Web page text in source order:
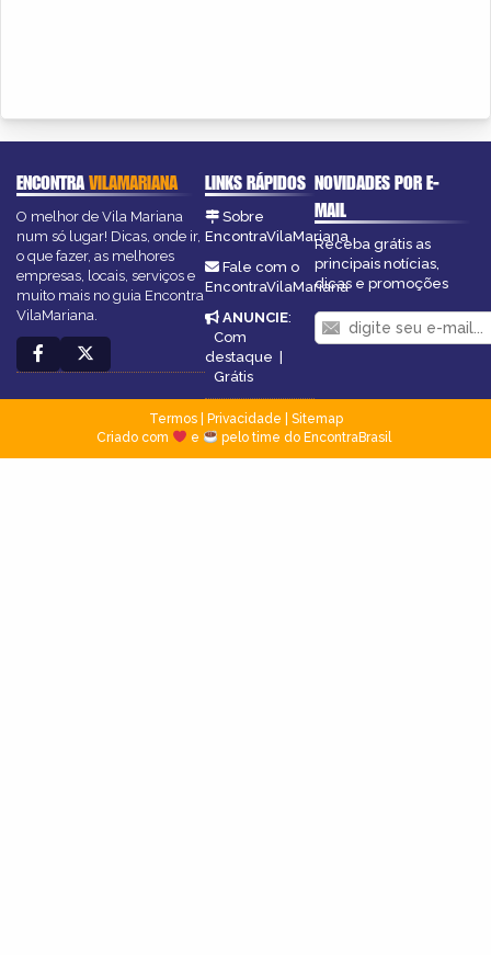
ENCONTRAVILAMARIANA
O melhor de Vila Mariana
num só lugar! Dicas, onde ir,
o que fazer, as melhores
empresas, locais, serviços e
muito mais no guia Encontra
VilaMariana.
LINKS RÁPIDOS
Sobre
EncontraVilaMariana
Fale com o
EncontraVilaMariana
ANUNCIE:
Com
destaque |
Grátis
NOVIDADES POR E-
MAIL
Receba grátis as
principais notícias,
dicas e promoções
Termos| Privacidade
Sitemap
Criado com
e pelo time do EncontraBrasil